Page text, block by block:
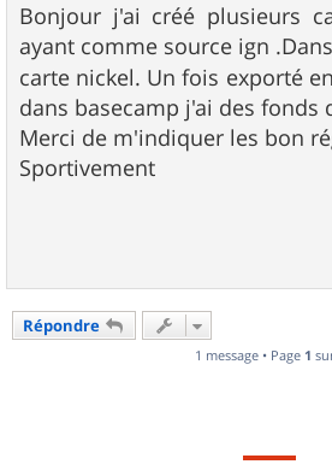
s
s
a
g
e
Bonjour j'ai créé plusieurs
ayant comme source ign
carte nickel. Un fois exporté
dans basecamp j'ai des fonds
Merci de m'indiquer les bon
Sportivement
Répondre
1 message • Page 1